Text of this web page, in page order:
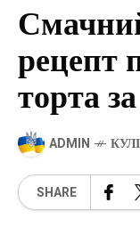
рецепт
торта
ADMIN
SHARE